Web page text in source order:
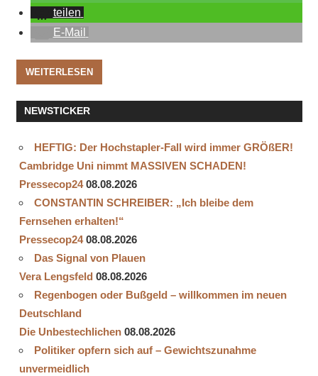
teilen
E-Mail
WEITERLESEN
NEWSTICKER
HEFTIG: Der Hochstapler-Fall wird immer GRÖßER!
Cambridge Uni nimmt MASSIVEN SCHADEN!
Pressecop24 08.08.2026
CONSTANTIN SCHREIBER: „Ich bleibe dem
Fernsehen erhalten!“
Pressecop24 08.08.2026
Das Signal von Plauen
Vera Lengsfeld 08.08.2026
Regenbogen oder Bußgeld – willkommen im neuen
Deutschland
Die Unbestechlichen 08.08.2026
Politiker opfern sich auf – Gewichtszunahme
unvermeidlich